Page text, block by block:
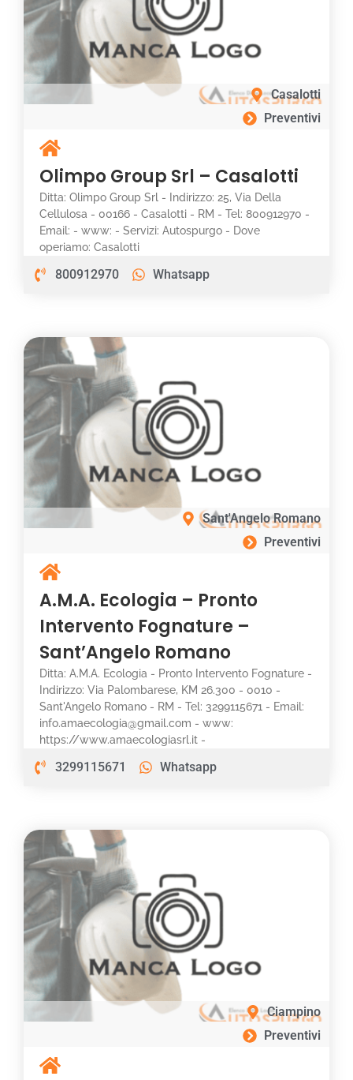
Casalotti
Preventivi
Olimpo Group Srl – Casalotti
Ditta: Olimpo Group Srl - Indirizzo: 25, Via Della
Cellulosa - 00166 - Casalotti - RM - Tel: 800912970 -
Email: - www: - Servizi: Autospurgo - Dove
operiamo: Casalotti
800912970 Whatsapp
Sant'Angelo Romano
Preventivi
A.M.A. Ecologia – Pronto
Intervento Fognature –
Sant’Angelo Romano
Ditta: A.M.A. Ecologia - Pronto Intervento Fognature -
Indirizzo: Via Palombarese, KM 26.300 - 0010 -
Sant'Angelo Romano - RM - Tel: 3299115671 - Email:
info.amaecologia@gmail.com - www:
https://www.amaecologiasrl.it -
3299115671 Whatsapp
Ciampino
Preventivi